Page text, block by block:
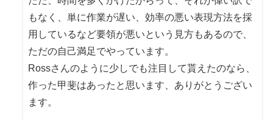
もなく、単に作業が遅い、効率の悪い表現方法を採
用しているなど要領が悪いという見方もあるので、
ただの自己満足でやっています。
Rossさんのように少しでも注目して貰えたのなら、
作った甲斐はあったと思います、ありがとうござい
ます。